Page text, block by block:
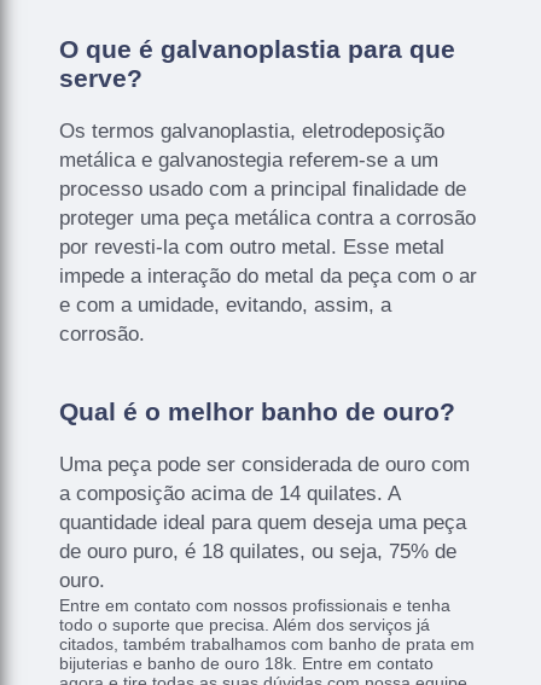
O que é galvanoplastia para que
serve?
Os termos galvanoplastia, eletrodeposição
metálica e galvanostegia referem-se a um
processo usado com a principal finalidade de
proteger uma peça metálica contra a corrosão
por revesti-la com outro metal. Esse metal
impede a interação do metal da peça com o ar
e com a umidade, evitando, assim, a
corrosão.
Qual é o melhor banho de ouro?
Uma peça pode ser considerada de ouro com
a composição acima de 14 quilates. A
quantidade ideal para quem deseja uma peça
de ouro puro, é 18 quilates, ou seja, 75% de
ouro.
Entre em contato com nossos profissionais e tenha
todo o suporte que precisa. Além dos serviços já
citados, também trabalhamos com banho de prata em
bijuterias e banho de ouro 18k. Entre em contato